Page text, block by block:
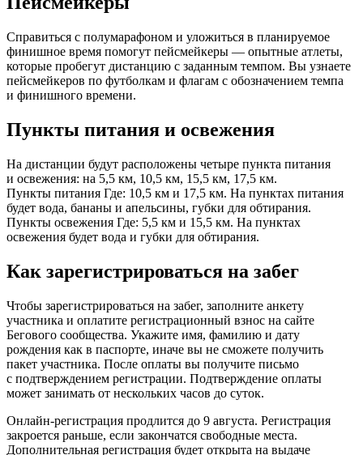
Справиться с полумарафоном и уложиться в планируемое
финишное время помогут пейсмейкеры — опытные атлеты,
которые пробегут дистанцию с заданным темпом. Вы узнаете
пейсмейкеров по футболкам и флагам с обозначением темпа
и финишного времени.
Пункты питания и освежения
На дистанции будут расположены четыре пункта питания
и освежения: на 5,5 км, 10,5 км, 15,5 км, 17,5 км.
Пункты питания Где: 10,5 км и 17,5 км. На пунктах питания
будет вода, бананы и апельсины, губки для обтирания.
Пункты освежения Где: 5,5 км и 15,5 км. На пунктах
освежения будет вода и губки для обтирания.
Как зарегистрироваться на забег
Чтобы зарегистрироваться на забег, заполните анкету
участника и оплатите регистрационный взнос на сайте
Бегового сообщества. Укажите имя, фамилию и дату
рождения как в паспорте, иначе вы не сможете получить
пакет участника. После оплаты вы получите письмо
с подтверждением регистрации. Подтверждение оплаты
может занимать от нескольких часов до суток.
Онлайн-регистрация продлится до 9 августа. Регистрация
закроется раньше, если закончатся свободные места.
Дополнительная регистрация будет открыта на выдаче